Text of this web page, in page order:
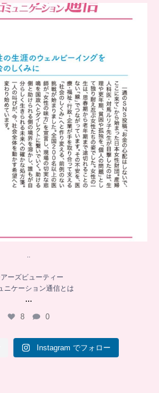
..
8
..
ーズビューティー
ニケーション通信とは
...
8 0
Instagram でフォロー